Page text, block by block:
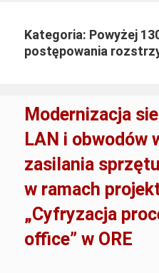
Kategoria: Powyżej
postępowania
Modernizacja
LAN i obwodów
zasilania
w ramach
„Cyfryzacja
office” w ORE